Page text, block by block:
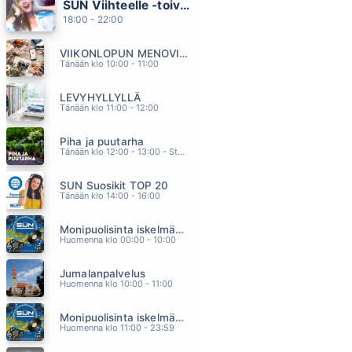
POSTIKORTTI
NAIMISIIN
TAMMERKOSKI
SUN Viihteelle -toivekonsertti
18:00 - 22:00
VIIKONLOPUN MENOVINKIT
Tänään klo 10:00 - 11:00
LEVYHYLLYLLÄ
Tänään klo 11:00 - 12:00
Piha ja puutarha
Tänään klo 12:00 - 13:00 - Studiossa: Pinsiön Taimisto
SUN Suosikit TOP 20
Tänään klo 14:00 - 16:00
Monipuolisinta iskelmää ja parasta poppia
Huomenna klo 00:00 - 10:00
Jumalanpalvelus
Huomenna klo 10:00 - 11:00
Monipuolisinta iskelmää ja parasta poppia
Huomenna klo 11:00 - 23:59